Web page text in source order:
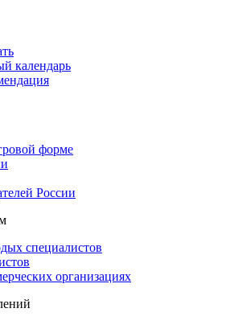
календарь
форме
России
специалистов
организациях